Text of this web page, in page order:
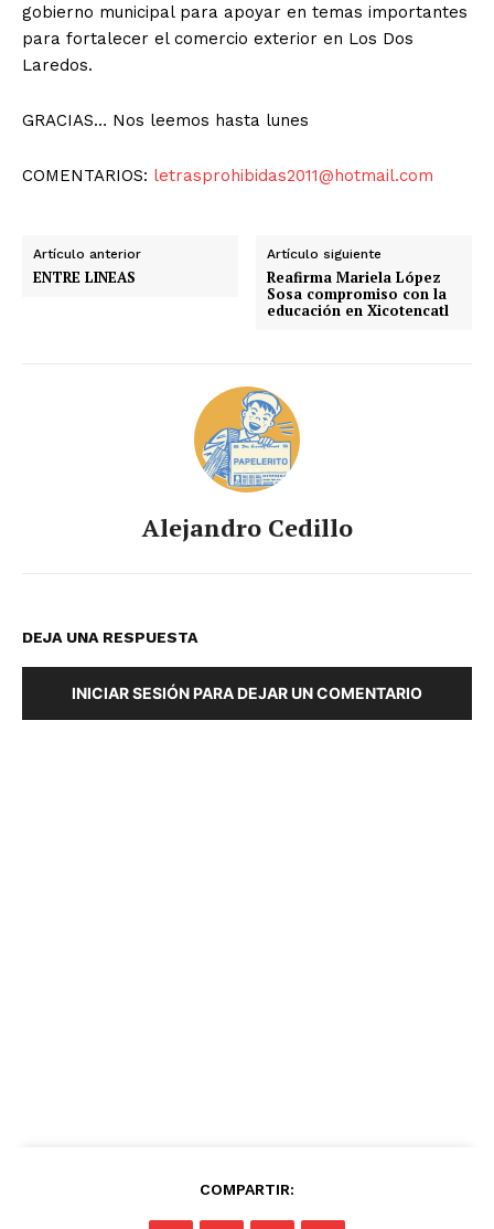
gobierno municipal para apoyar en temas importantes
para fortalecer el comercio exterior en Los Dos
Laredos.
GRACIAS… Nos leemos hasta lunes
COMENTARIOS: letrasprohibidas2011@hotmail.com
Artículo anterior
ENTRE LINEAS
Artículo siguiente
Reafirma Mariela López
Sosa compromiso con la
educación en Xicotencatl
Alejandro Cedillo
DEJA UNA RESPUESTA
INICIAR SESIÓN PARA DEJAR UN COMENTARIO
COMPARTIR: